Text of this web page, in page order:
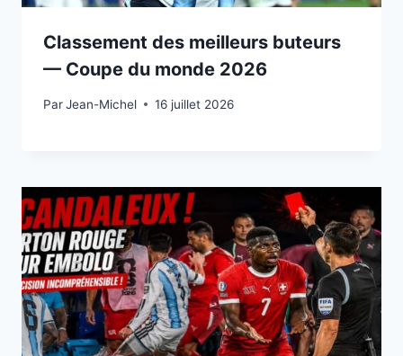
Classement des meilleurs buteurs
— Coupe du monde 2026
ParJean-Michel
15 juillet 2026 16 juillet 2026